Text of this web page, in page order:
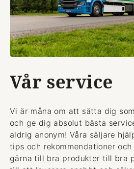
Vår service
Vi är måna om att sätta dig
och ge dig absolut bästa
aldrig anonym! Våra säljare
tips och rekommendationer
gärna till bra produkter till bra